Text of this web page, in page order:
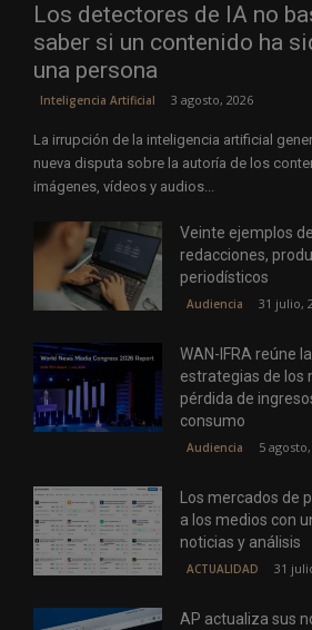
Los detectores de IA no
saber si un contenido ha
una persona
Inteligencia Artificial 3 agosto, 2026
La irrupción de la inteligencia artificial
nueva disputa sobre la autoría de los
imágenes, vídeos y audios...
Veinte ejemplos
redacciones,
periodísticos
Audiencia 31 julio,
WAN-IFRA reúne
estrategias de los
pérdida de
consumo
Audiencia 5
Los mercados de
a los medios con
noticias y análisis
ACTUALIDAD 31
AP actualiza sus